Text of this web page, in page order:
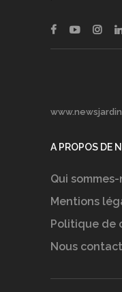
A PROPOS DE
Qui sommes-
Mentions
Politique de
Nous